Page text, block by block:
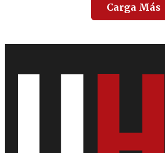
Carga Más